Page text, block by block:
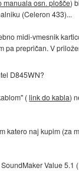
manuala osn. plošče)
(Celeron 433)...
midi-vmesnik
prepričan. V
D845WN?
(link do kabla)
naj kupim (za
Value 5.1